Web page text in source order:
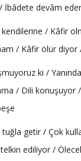
İbâdete devâm
kendilerine / Kâfir
/ Kâfir ölür diyor
ki /
/ Dili konuşuyor /
getir / Çok
ediliyor /